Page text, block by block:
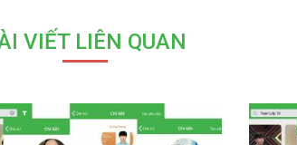
VIẾT LIÊN QUAN